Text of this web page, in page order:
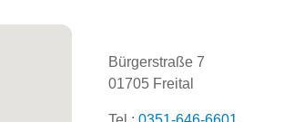
Bürgerstraße 7
01705 Freital